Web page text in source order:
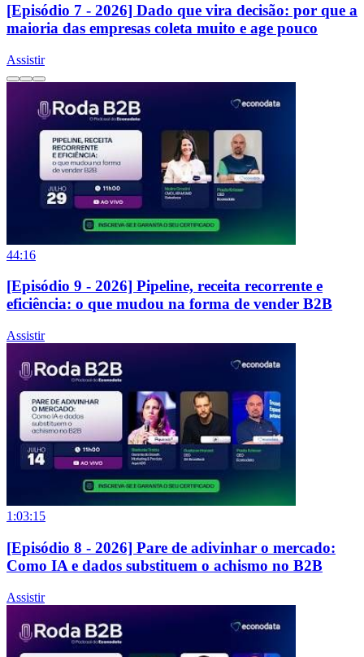
[Episódio 7 - 2026] Dado que vira decisão: por que a
maioria das empresas coleta muito e age pouco
Assistir
44:16
[Episódio 9 - 2026] Pipeline, receita recorrente e
eficiência: o que mudou na forma de vender B2B
Assistir
1:03:15
[Episódio 8 - 2026] Pare de adivinhar o mercado:
Como IA e dados substituem o achismo no B2B
Assistir